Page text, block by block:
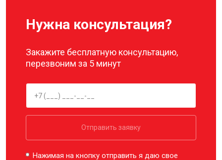
Нужна консультация?
Закажите бесплатную консультацию,
перезвоним за 5 минут
Отправить заявку
Нажимая на кнопку отправить я даю свое